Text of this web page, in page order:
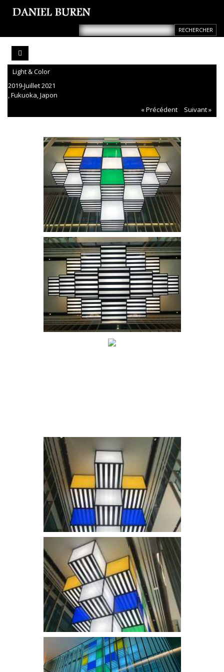
Light & Color
2019-Juillet 2021
, Fukuoka, Japon
« Précédent
Suivant »